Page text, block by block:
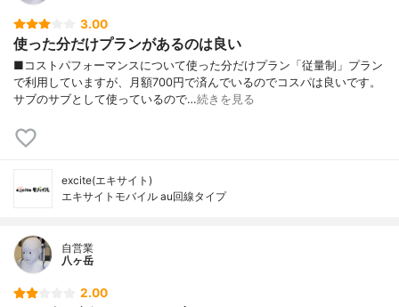
3.00
使った分だけプランがあるのは良い
■コストパフォーマンスについて使った分だけプラン「従量制」プラン
で利用していますが、月額700円で済んでいるのでコスパは良いです。
サブのサブとして使っているので…続きを見る
excite(エキサイト)
エキサイトモバイル au回線タイプ
自営業
八ヶ岳
2.00